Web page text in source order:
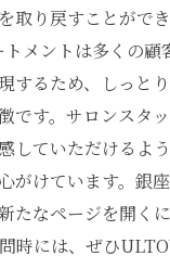
取り戻すことがで
メントは多くの顧
するため、しっと
です。サロンスタ
していただけるよ
がけています。銀
たなページを開く
時には、ぜひ